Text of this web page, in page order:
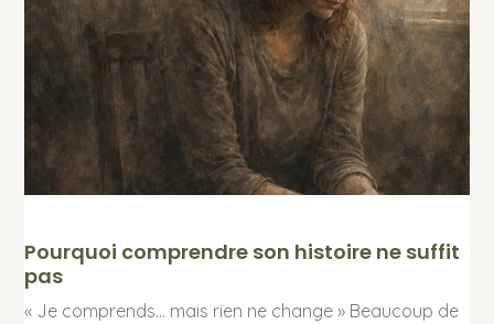
Pourquoi comprendre son histoire ne suffit
pas
« Je comprends… mais rien ne change » Beaucoup de